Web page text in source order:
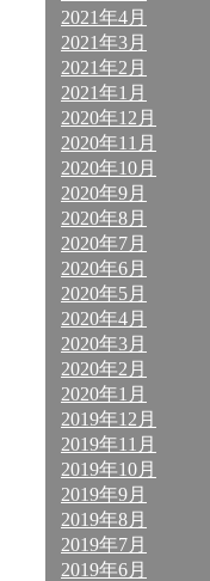
2021年4月
2021年3月
2021年2月
2021年1月
2020年12月
2020年11月
2020年10月
2020年9月
2020年8月
2020年7月
2020年6月
2020年5月
2020年4月
2020年3月
2020年2月
2020年1月
2019年12月
2019年11月
2019年10月
2019年9月
2019年8月
2019年7月
2019年6月